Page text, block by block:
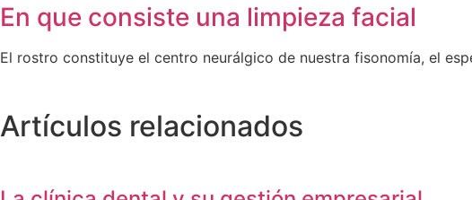
En que consiste una limpieza facial
El rostro constituye el centro neurálgico de nuestra fisonomía, el
Artículos relacionados